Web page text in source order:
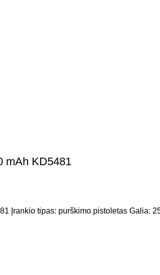
mAh KD5481
Įrankio tipas: purškimo pistoletas Galia: